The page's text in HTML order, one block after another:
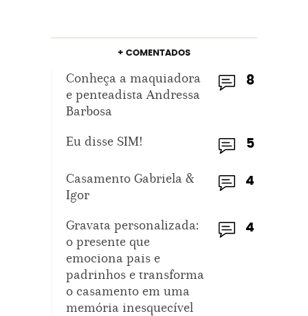
+ COMENTADOS
8
Conheça a maquiadora
e penteadista Andressa
Barbosa
5
Eu disse SIM!
4
Casamento Gabriela &
Igor
4
Gravata personalizada:
o presente que
emociona pais e
padrinhos e transforma
o casamento em uma
memória inesquecível